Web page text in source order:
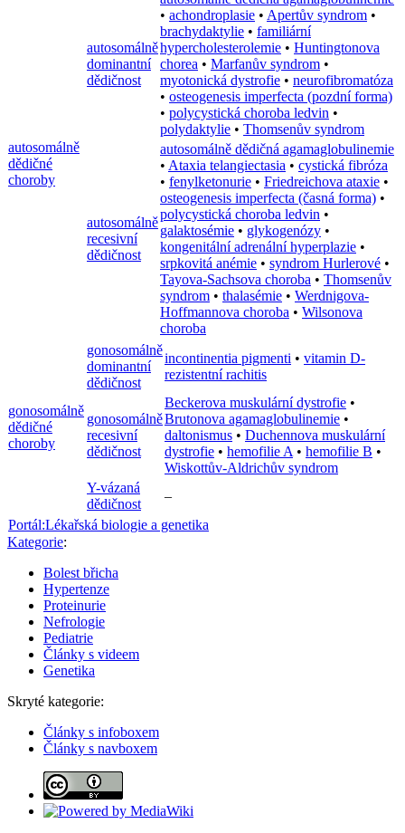
autosomálně
dědičné
choroby
autosomálně
dominantní
dědičnost
• achondroplasie • Apertův syndrom •
brachydaktylie • familiární
hypercholesterolemie • Huntingtonova
chorea • Marfanův syndrom •
myotonická dystrofie • neurofibromatóza
• osteogenesis imperfecta (pozdní forma)
• polycystická choroba ledvin •
polydaktylie • Thomsenův syndrom
autosomálně
recesivní
dědičnost
autosomálně dědičná agamaglobulinemie
• Ataxia telangiectasia • cystická fibróza
• fenylketonurie • Friedreichova ataxie •
osteogenesis imperfecta (časná forma) •
polycystická choroba ledvin •
galaktosémie • glykogenózy •
kongenitální adrenální hyperplazie •
srpkovitá anémie • syndrom Hurlerové •
Tayova-Sachsova choroba • Thomsenův
syndrom • thalasémie • Werdnigova-
Hoffmannova choroba • Wilsonova
choroba
gonosomálně
dědičné
choroby
gonosomálně
dominantní
dědičnost
incontinentia pigmenti • vitamin D-
rezistentní rachitis
gonosomálně
recesivní
dědičnost
Beckerova muskulární dystrofie •
Brutonova agamaglobulinemie •
daltonismus • Duchennova muskulární
dystrofie • hemofilie A• hemofilie B •
Wiskottův-Aldrichův syndrom
Y-vázaná
dědičnost
–
Portál:Lékařská biologie a genetika
Kategorie:
Bolest břicha
Hypertenze
Proteinurie
Nefrologie
Pediatrie
Články s videem
Genetika
Skryté kategorie:
Články s infoboxem
Články s navboxem